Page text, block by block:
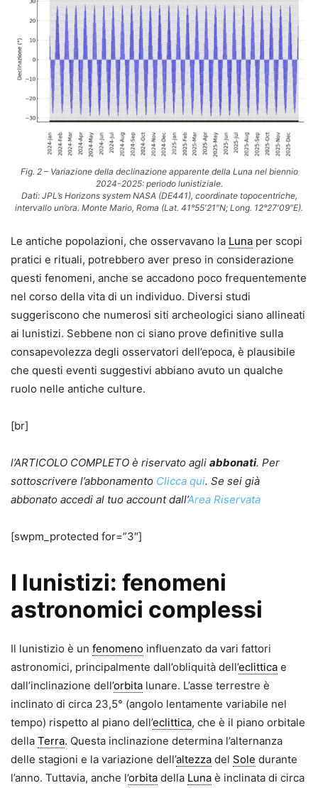
Fig. 2 – Variazione della declinazione apparente della Luna nel biennio
2024-2025: periodo lunistiziale.
Dati: JPL’s Horizons system NASA (DE441), coordinate topocentriche,
intervallo un’ora. Monte Mario, Roma (Lat. 41°55′21″N; Long. 12°27′09″E).
Le antiche popolazioni, che osservavano la Luna per scopi
pratici e rituali, potrebbero aver preso in considerazione
questi fenomeni, anche se accadono poco frequentemente
nel corso della vita di un individuo. Diversi studi
suggeriscono che numerosi siti archeologici siano allineati
ai lunistizi. Sebbene non ci siano prove definitive sulla
consapevolezza degli osservatori dell’epoca, è plausibile
che questi eventi suggestivi abbiano avuto un qualche
ruolo nelle antiche culture.
[br]
l’ARTICOLO COMPLETO è riservato agli abbonati. Per
sottoscrivere l’abbonamento Clicca qui. Se sei già
abbonato accedi al tuo account dall’Area Riservata
[swpm_protected for=”3″]
I lunistizi: fenomeni
astronomici complessi
Il lunistizio è un fenomeno influenzato da vari fattori
astronomici, principalmente dall’obliquità dell’eclittica e
dall’inclinazione dell’orbita lunare. L’asse terrestre è
inclinato di circa 23,5° (angolo lentamente variabile nel
tempo) rispetto al piano dell’eclittica, che è il piano orbitale
della Terra. Questa inclinazione determina l’alternanza
delle stagioni e la variazione dell’altezza del Sole durante
l’anno. Tuttavia, anche l’orbita della Luna è inclinata di circa